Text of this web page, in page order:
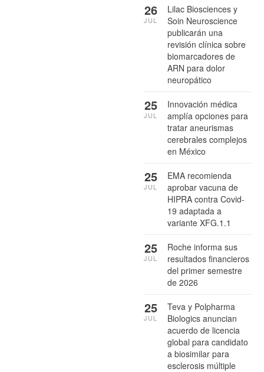
Lilac Biosciences y
Soin Neuroscience
publicarán una
revisión clínica sobre
biomarcadores de
ARN para dolor
neuropático
26
JUL
Innovación médica
amplía opciones para
tratar aneurismas
cerebrales complejos
en México
25
JUL
EMA recomienda
aprobar vacuna de
HIPRA contra Covid-
19 adaptada a
variante XFG.1.1
25
JUL
Roche informa sus
resultados financieros
del primer semestre
de 2026
25
JUL
Teva y Polpharma
Biologics anuncian
acuerdo de licencia
global para candidato
a biosimilar para
esclerosis múltiple
25
JUL